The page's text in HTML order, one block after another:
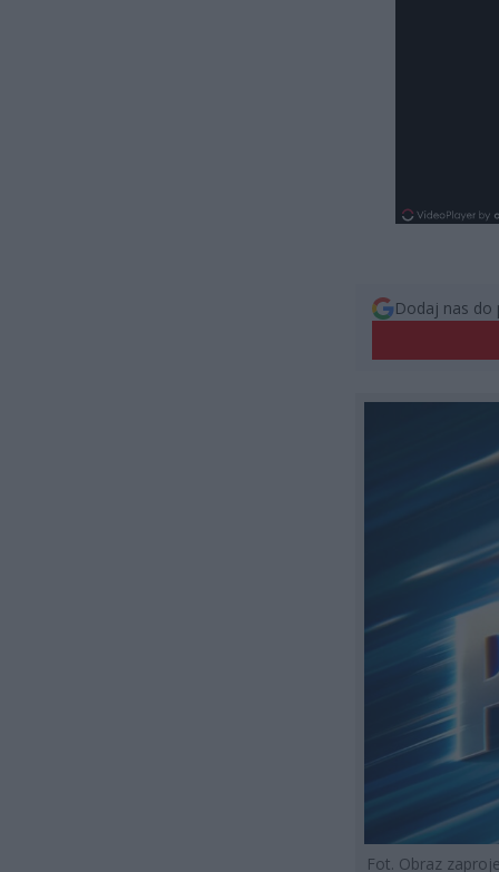
Dodaj nas do
Fot. Obraz